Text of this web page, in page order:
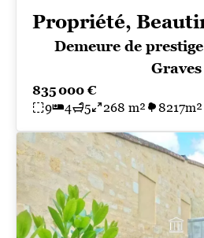
Propriété,
Demeure de
Graves
835 000 €
9
4 5 268 m² 8217m²